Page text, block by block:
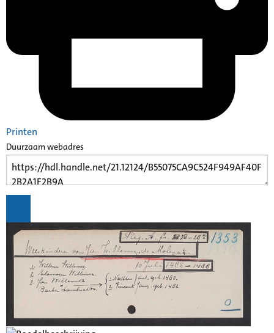
Printen
Duurzaam webadres